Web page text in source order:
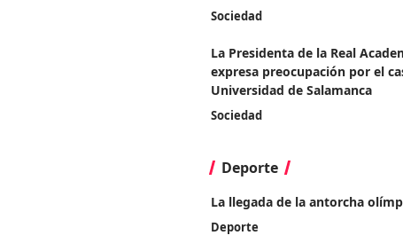
Sociedad
La Presidenta de la Real
expresa preocupación por el
Universidad de Salamanca
Sociedad
Deporte
La llegada de la antorcha
Deporte